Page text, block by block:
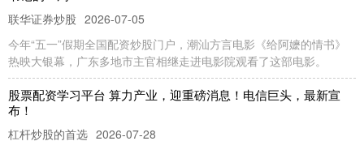
联华证券炒股 2026-07-05
今年“五一”假期全国配资炒股门户，潮汕方言电影《给阿嬷的情书》
热映大银幕，广东多地市主官相继走进电影院观看了这部电影。
股票配资学习平台 算力产业，迎重磅消息！电信巨头，最新宣
布！
杠杆炒股的首选 2026-07-28